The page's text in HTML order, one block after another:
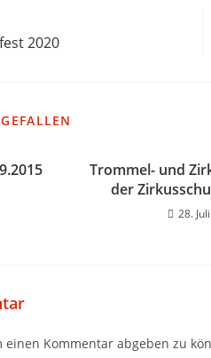
2020
Trommel- und
der
28.
einen Kommentar abgeben zu